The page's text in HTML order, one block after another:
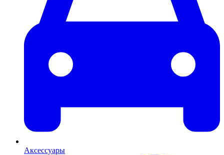
Аксессуары